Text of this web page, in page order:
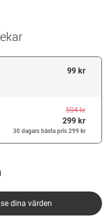
99 kr
594 kr
299 kr
30 dagars bästa pris 299 kr
dina värden